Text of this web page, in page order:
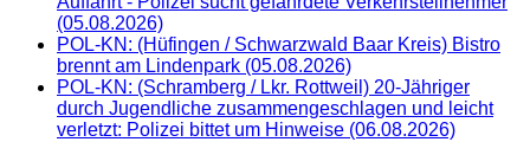
(05.08.2026)
POL-KN: (Hüfingen / Schwarzwald Baar Kreis) Bistro
brennt am Lindenpark (05.08.2026)
POL-KN: (Schramberg / Lkr. Rottweil) 20-Jähriger
durch Jugendliche zusammengeschlagen und leicht
verletzt: Polizei bittet um Hinweise (06.08.2026)